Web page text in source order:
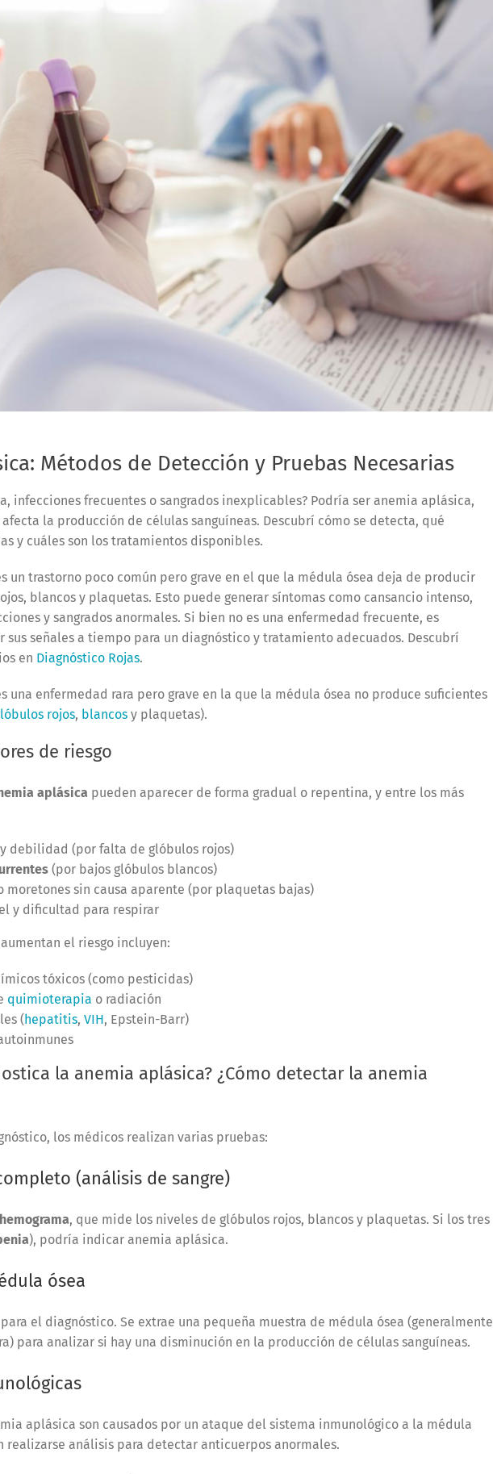
Métodos de Detección y Pruebas Necesarias
infecciones frecuentes o sangrados inexplicables? Podría ser anemia aplásica,
la producción de células sanguíneas. Descubrí cómo se detecta, qué
y cuáles son los tratamientos disponibles.
un trastorno poco común pero grave en el que la médula ósea deja de producir
blancos y plaquetas. Esto puede generar síntomas como cansancio intenso,
y sangrados anormales. Si bien no es una enfermedad frecuente, es
sus señales a tiempo para un diagnóstico y tratamiento adecuados. Descubrí
en Diagnóstico Rojas.
una enfermedad rara pero grave en la que la médula ósea no produce suficientes
rojos, blancosy plaquetas).
de riesgo
aplásicapueden aparecer de forma gradual o repentina, y entre los más
debilidad (por falta de glóbulos rojos)
(por bajos glóbulos blancos)
moretones sin causa aparente (por plaquetas bajas)
y dificultad para respirar
el riesgo incluyen:
tóxicos (como pesticidas)
quimioterapia o radiación
( hepatitis, VIH, Epstein-Barr)
la anemia aplásica? ¿Cómo detectar la anemia
los médicos realizan varias pruebas:
(análisis de sangre)
hemograma, que mide los niveles de glóbulos rojos, blancos y plaquetas. Si los tres
), podría indicar anemia aplásica.
ósea
el diagnóstico. Se extrae una pequeña muestra de médula ósea (generalmente
para analizar si hay una disminución en la producción de células sanguíneas.
aplásica son causados por un ataque del sistema inmunológico a la médula
realizarse análisis para detectar anticuerpos anormales.